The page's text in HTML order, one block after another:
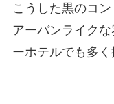
こうした黒のコ
アーバンライク
ーホテルでも多く